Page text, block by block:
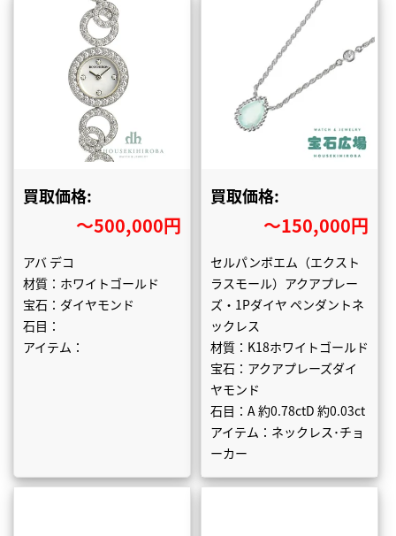
買取価格:
〜500,000円
アバ デコ
材質：ホワイトゴールド
宝石：ダイヤモンド
石目：
アイテム：
買取価格:
〜150,000円
セルパンボエム（エクスト
ラスモール）アクアプレー
ズ・1Pダイヤ ペンダントネ
ックレス
材質：K18ホワイトゴールド
宝石：アクアプレーズダイ
ヤモンド
石目：A 約0.78ctD 約0.03ct
アイテム：ネックレス･チョ
ーカー